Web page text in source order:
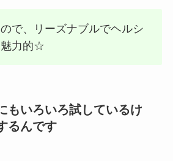
で、リーズナブルでヘルシ
魅力的☆
もいろいろ試しているけ
るんです